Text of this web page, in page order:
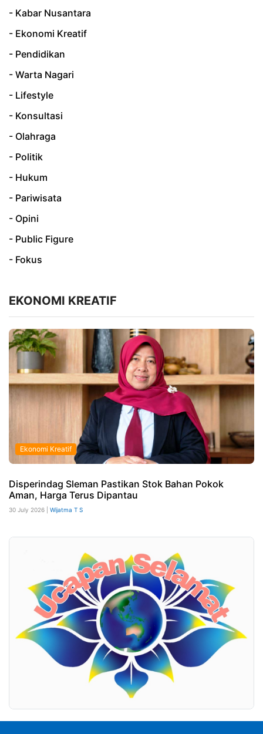
- Kabar Nusantara
- Ekonomi Kreatif
- Pendidikan
- Warta Nagari
- Lifestyle
- Konsultasi
- Olahraga
- Politik
- Hukum
- Pariwisata
- Opini
- Public Figure
- Fokus
EKONOMI KREATIF
Ekonomi Kreatif
Disperindag Sleman Pastikan Stok Bahan Pokok
Aman, Harga Terus Dipantau
30 July 2026 | Wijatma T S